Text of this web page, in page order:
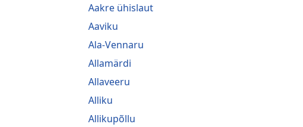
Aakre ühislaut
Aaviku
Ala-Vennaru
Allamärdi
Allaveeru
Alliku
Allikupõllu